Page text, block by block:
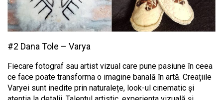
#2 Dana Tole – Varya
Fiecare fotograf sau artist vizual care pune pasiune în ceea
ce face poate transforma o imagine banală în artă. Creațiile
Varyei sunt inedite prin naturalețe, look-ul cinematic și